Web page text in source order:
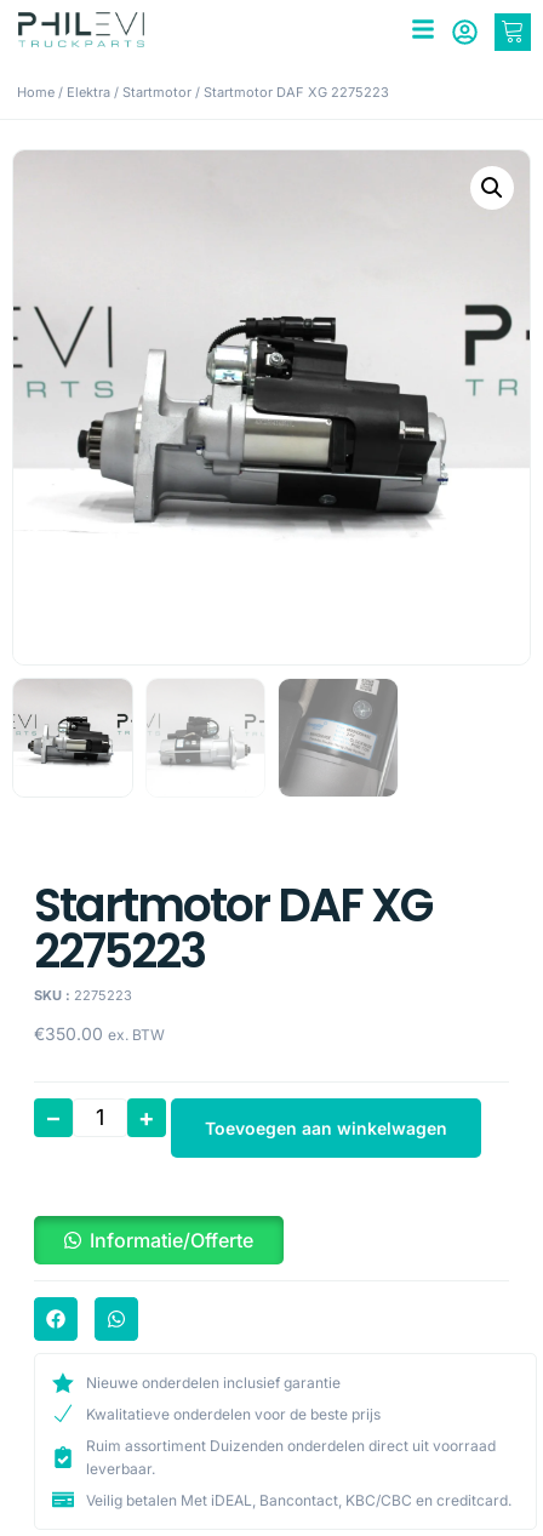
Home / Elektra / Startmotor / Startmotor DAF XG 2275223
Startmotor DAF XG
2275223
SKU : 2275223
€350.00 ex. BTW
– + Toevoegen aan winkelwagen
Informatie/Offerte
Nieuwe onderdelen inclusief garantie
Kwalitatieve onderdelen voor de beste prijs
Ruim assortiment Duizenden onderdelen direct uit voorraad
leverbaar.
Veilig betalen Met iDEAL, Bancontact, KBC/CBC en creditcard.